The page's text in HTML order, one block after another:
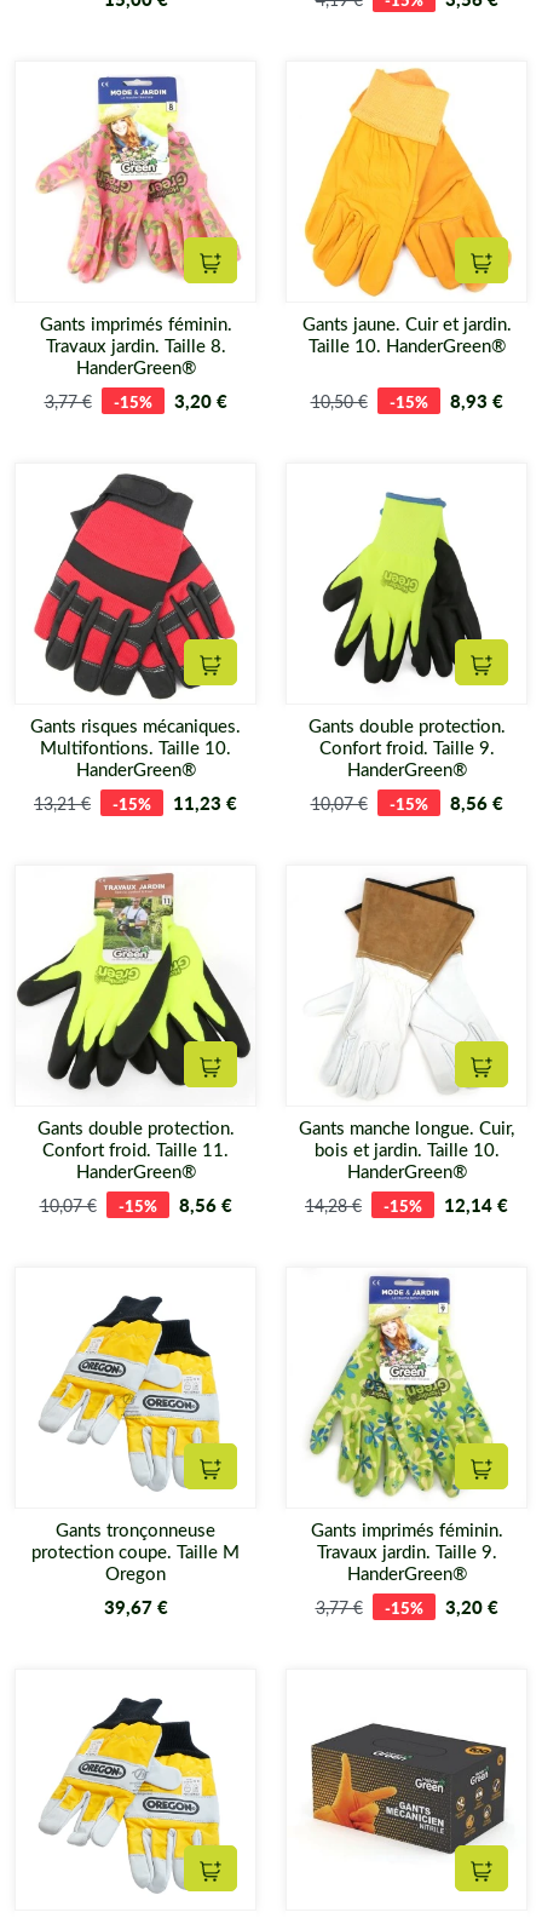
Ajouter au panier
Gants imprimés féminin.
Travaux jardin. Taille 8.
HanderGreen®
3,77 € -15% 3,20 €
Gants jaune. Cuir et jardin.
Taille 10. HanderGreen®
10,50 € -15% 8,93 €
Ajouter au panier
Gants risques mécaniques.
Multifontions. Taille 10.
HanderGreen®
13,21 € -15% 11,23 €
Gants double protection.
Confort froid. Taille 9.
HanderGreen®
10,07 € -15% 8,56 €
Ajouter au panier
Gants double protection.
Confort froid. Taille 11.
HanderGreen®
10,07 € -15% 8,56 €
Gants manche longue. Cuir,
bois et jardin. Taille 10.
HanderGreen®
14,28 € -15% 12,14 €
Ajouter au panier
Gants tronçonneuse
protection coupe. Taille M
Oregon
39,67 €
Gants imprimés féminin.
Travaux jardin. Taille 9.
HanderGreen®
3,77 € -15% 3,20 €
Ajouter au panier